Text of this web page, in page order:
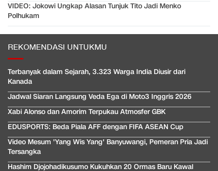
VIDEO: Jokowi Ungkap Alasan Tunjuk Tito Jadi Menko
Polhukam
REKOMENDASI UNTUKMU
Terbanyak dalam Sejarah, 3.323 Warga India Diusir dari
Kanada
Jadwal Siaran Langsung Veda Ega di Moto3 Inggris 2026
Xabi Alonso dan Amorim Terpukau Atmosfer GBK
EDUSPORTS: Beda Piala AFF dengan FIFA ASEAN Cup
Video Mesum 'Yang Wis Yang' Banyuwangi, Pemeran Pria Jadi
Tersangka
Hashim Djojohadikusumo Kukuhkan 20 Ormas Baru Kawal